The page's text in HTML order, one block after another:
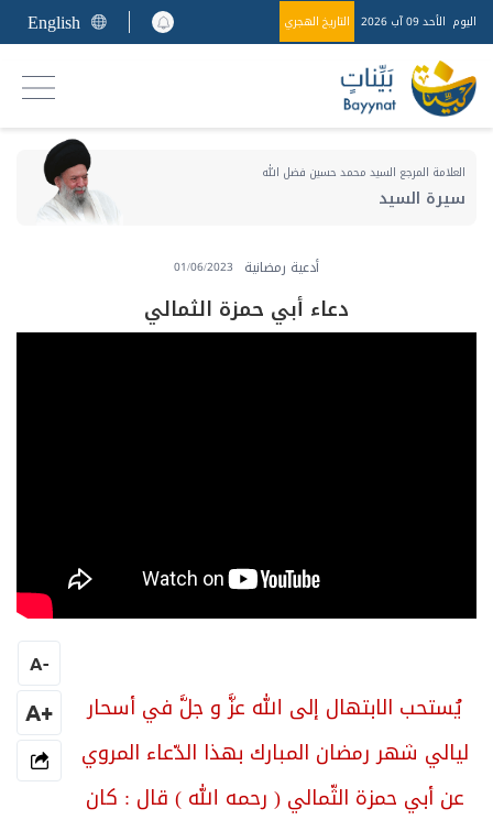
اليوم الأحد 09 آب 2026 التاريخ الهجري English
العلامة المرجع السيد محمد حسين فضل الله
سيرة السيد
أدعية رمضانية 01/06/2023
دعاء أبي حمزة الثمالي
يُستحب الابتهال إلى الله عزَّ و جلَّ في أسحار
ليالي شهر رمضان المبارك بهذا الدّعاء المروي
عن أبي حمزة الثّمالي ( رحمه الله ) قال : كان
-
A
+A